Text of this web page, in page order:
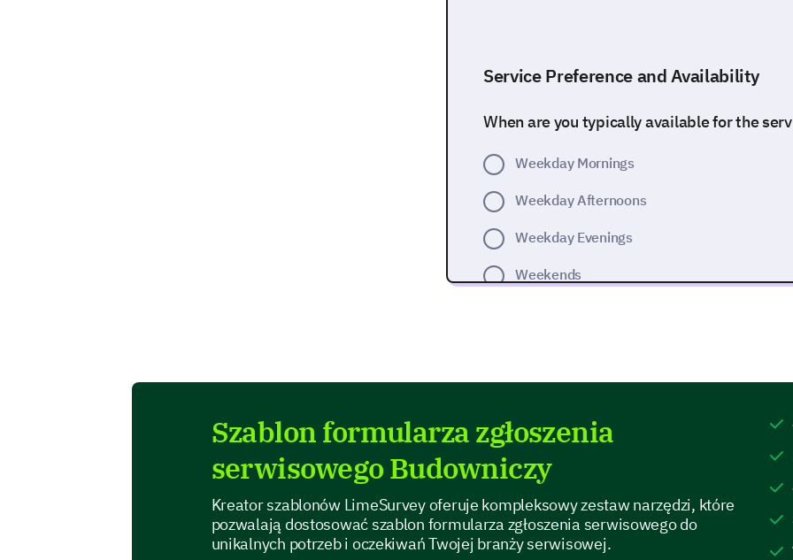
Service Preference and Availability
When are you typically available for the
Weekday Mornings
Weekday Afternoons
Weekday Evenings
Weekends
serve you better this time.
Szablon formularza zgłoszenia
serwisowego Budowniczy
Kreator szablonów LimeSurvey oferuje kompleksowy zestaw narzędzi, które
pozwalają dostosować szablon formularza zgłoszenia serwisowego do
unikalnych potrzeb i oczekiwań Twojej branży serwisowej.